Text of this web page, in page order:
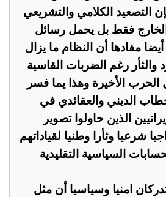
التصعيد الكلامي والتشريعي
فقط بل يحمل رسائل
أيضا مفادها أن النظام ما يزال
والثأر رغم الضربات القاسية
الحرب الأخيرة وهذا يما فسر
الديني والعقائدي في
الذين حاولوا تصوير
شرعيا وثأرا وطنيا لقياداتهم
السياسية التقليدية
امنيا وسياسيا أن مثل